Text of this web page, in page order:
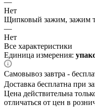
Нет
Щипковый зажим, зажим
—
Нет
Все характеристики
Единица измерения:
Самовывоз завтра -
Доставка бесплатна при
Цена действительна
отличаться от цен в